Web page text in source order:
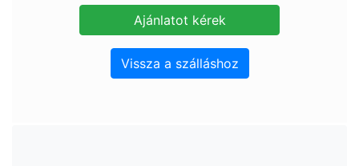
Vissza a szálláshoz